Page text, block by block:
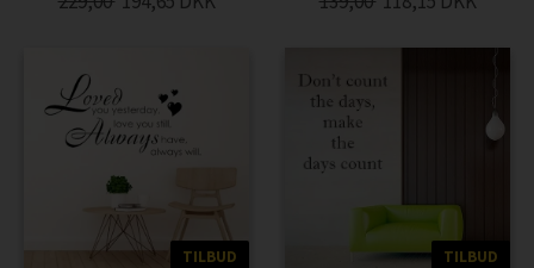
TILBUD TILBUD